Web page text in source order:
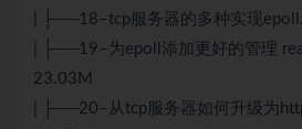
| ├──18–tcp服务器的多种实现
| ├──19–为epoll添加更好的管理
23.03M
| ├──20–从tcp服务器如何升级为